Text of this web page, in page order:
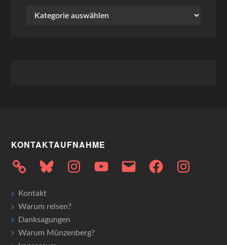
Kategorien
KONTAKTAUFNAHME
Bluesky InstagramYouTubeE-
Mail
FacebookInstagram
Kontakt
Warum reisen?
Danksagungen
Warum Münzenberg?